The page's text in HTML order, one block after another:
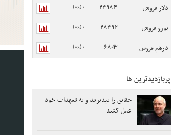
دلار فروش 24984
0 (0%)
یورو فروش 28492
0 (0%)
درهم فروش 6803
0 (0%)
پربازدیدترین ها
حقایق را بپذیرید و به تعهدات خود
عمل کنید